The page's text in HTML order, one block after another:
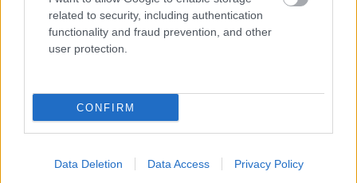
related to security, including authentication
functionality and fraud prevention, and other
user protection.
CONFIRM
Data Deletion Data Access Privacy Policy
Néhány kép a megnyitóról: